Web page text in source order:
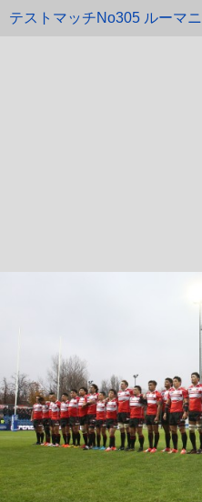
テストマッチNo305 ルーマ